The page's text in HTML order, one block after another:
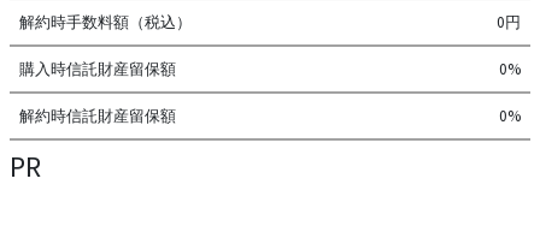
解約時手数料額（税込） 0円
購入時信託財産留保額 0%
解約時信託財産留保額 0%
PR